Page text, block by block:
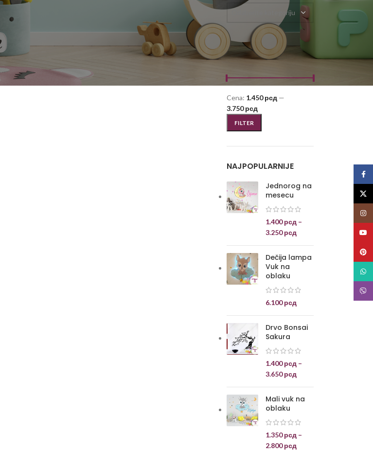
Odaberite kategoriju
FILTRIRAJ PO CENI
FILTER
Cena: 1.450 рсд —
3.750 рсд
NAJPOPULARNIJE
Jednorog na
mesecu
1.400рсд –
3.250рсд
Dečija lampa
Vuk na
oblaku
6.100рсд
Drvo Bonsai
Sakura
1.400рсд –
3.650рсд
Mali vuk na
oblaku
1.350рсд –
2.800рсд
Viber